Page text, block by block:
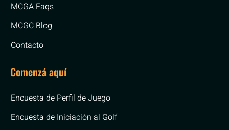
MCGA Faqs
MCGC Blog
Contacto
Comenzá aquí
Encuesta de Perfil de Juego
Encuesta de Iniciación al Golf